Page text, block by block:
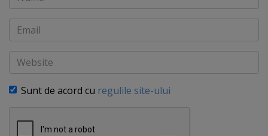
Email
Website
Sunt de acord cu regulile site-ului